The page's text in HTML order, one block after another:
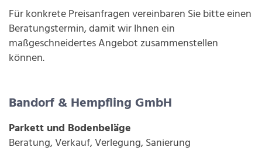
Für konkrete Preisanfragen vereinbaren Sie bitte einen
Beratungstermin, damit wir Ihnen ein
maßgeschneidertes Angebot zusammenstellen
können.
Bandorf & Hempfling GmbH
Parkett und Bodenbeläge
Beratung, Verkauf, Verlegung, Sanierung